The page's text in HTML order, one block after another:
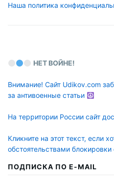
Наша политика
НЕТ ВОЙНЕ!
Внимание! Сайт Udikov.com
за антивоенные статьи
На территории России сайт
Кликните на этот текст, если
обстоятельствами
ПОДПИСКА ПО E-MAIL